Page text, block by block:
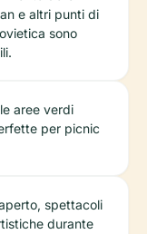
e altri punti di
sono
aree verdi
per picnic
spettacoli
durante